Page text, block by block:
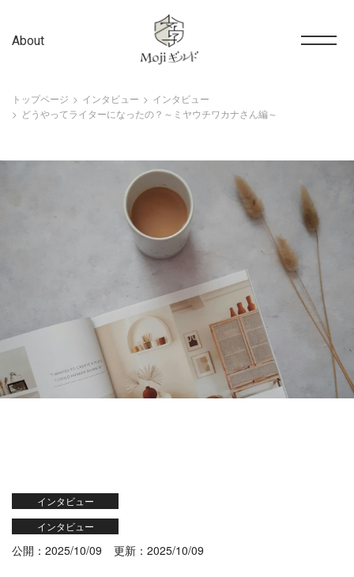
About
トップページ インタビュー
インタビュー
どうやってライターになったの？～ミヤウチワカナさん編～
インタビュー
インタビュー
公開：2025/10/09 更新：2025/10/09